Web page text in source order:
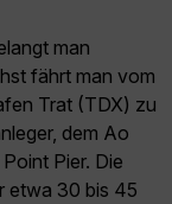
man
fährt man vom
Trat (TDX) zu
dem Ao
Pier. Die
etwa 30 bis 45